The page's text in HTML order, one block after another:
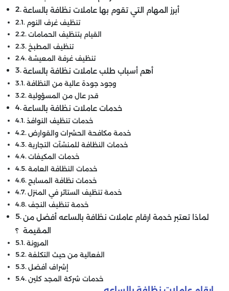
أبرز المهام التي تقوم بها عاملات نظافة بالساعة
تنظيف غرف النوم
القيام بتنظيف الحمامات
تنظيف المطبخ
تنظيف غرفة المعيشة
وجود جودة عالية من النظافة
قدر عال من المسؤولية
خدمات عاملات نظافة بالساعة
خدمات تنظيف النوافذ
خدمة مكافحة الحشرات والقوارض
خدمات النظافة للمنشآت التجارية
خدمات المكيفات
خدمات النظافة العامة
خدمات نظافة المسابح
خدمة تنظيف الستائر في المنزل
خدمة تنظيف النجف
لماذا تعتبر خدمة ارقام عاملات نظافة بالساعه أفضل من
المرونة
الفعالية من حيث التكلفة
إشراف أفضل
خدمات شركة المجد كلين